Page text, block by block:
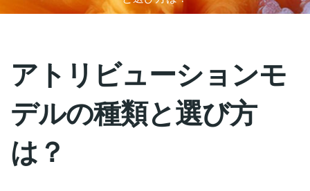
アトリビューションモ
デルの種類と選び方
は？